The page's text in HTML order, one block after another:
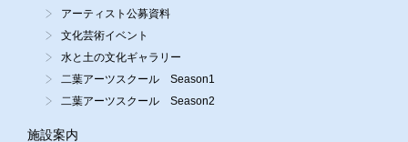
アーティスト公募資料
文化芸術イベント
水と土の文化ギャラリー
二葉アーツスクール Season1
二葉アーツスクール Season2
施設案内